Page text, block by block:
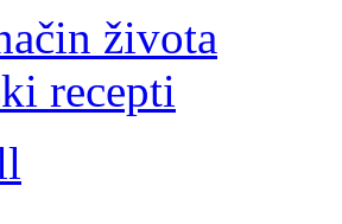
života
recepti